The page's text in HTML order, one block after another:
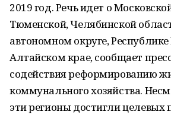
2019 год. Речь идет о
Тюменской, Челябинской
автономном округе,
Алтайском крае, сообщает
содействия реформированию
коммунального хозяйства.
эти регионы достигли целевых